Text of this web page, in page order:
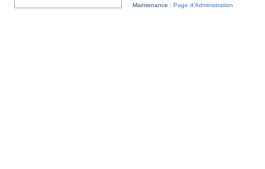
Maintenance : Page d’Administration